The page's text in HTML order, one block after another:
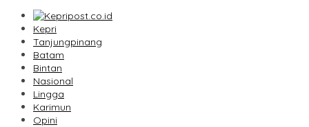
Kepri
Tanjungpinang
Batam
Bintan
Nasional
Lingga
Karimun
Opini